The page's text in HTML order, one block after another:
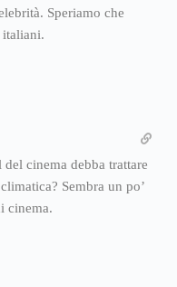
Speriamo che
cinema debba trattare
Sembra un po’
cinema.